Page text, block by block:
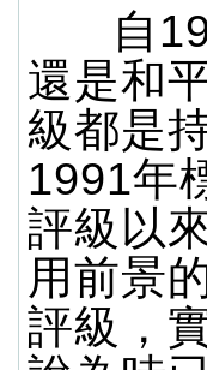
自
還是和
級都是
1991年
評級以
用前景
評級，